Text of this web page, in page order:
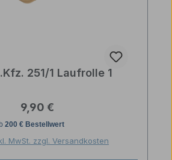
251/1 Laufrolle 1
Regulärer Preis:
9,90 €
MwSt. zzgl. Versandkosten